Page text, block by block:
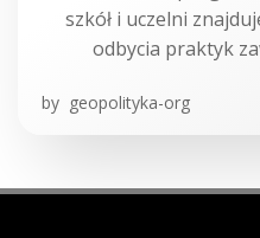
szkół i uczelni
odbycia praktyk
by geopolityka-org